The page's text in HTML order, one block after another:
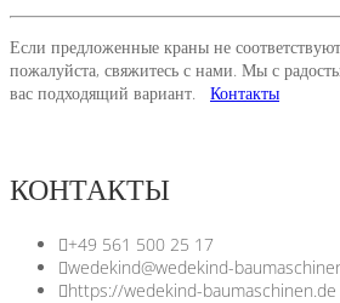
Если предложенные краны не
пожалуйста, свяжитесь с нами. Мы с
вас подходящий вариант. Контакты
КОНТАКТЫ
+49 561 500 25 17
wedekind@wedekind-
https://wedekind-baumaschinen.de